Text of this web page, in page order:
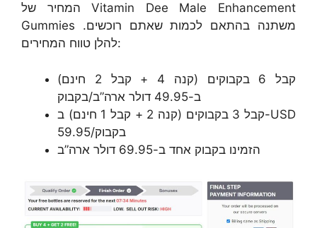
המחיר של Vitamin Dee Male Enhancement
Gummies משתנה בהתאם לכמות שאתם רוכשים.
להלן טווח המחירים:
קבל 6 בקבוקים (קנה 4 + קבל 2 חינם)
ב-49.95 דולר ארה”ב/בקבוק
קבל 3 בקבוקים (קנה 2 + קבל 1 חינם) ב-USD
59.95/בקבוק
הזמינו בקבוק אחד ב-69.95 דולר ארה”ב